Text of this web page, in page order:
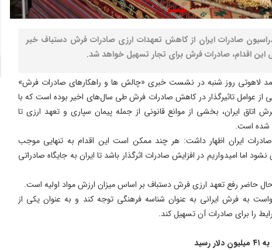
صادرات ایران از کاهش تعهدات ارزی صادرات فرش دستباف خبر
این اقدام، صادرات فرش برای تجار تسهیل خواهد شد.
لاهوتی روز شنبه در نشست خبری «چالش ها و راهکارهای صادرات فرش»
از عوامل تاثیرگذار در کاهش صادرات فرش طی سال‌های اخیر بوده است که با
اتاق ایران، بخشی از موانع قانونی از جمله پیمان سپاری و تعهد ارزی تا
است.
ایران اظهار داشت: هر چند ممکن است این اقدام به تنهایی موجب
اما امیدواریم در افزایش صادرات اثرگذار باشد تا ایران به جایگاه صادراتی
حاضر رفع تعهد ارزی فرش دستباف بر اساس میزان ارزش مواد اولیه است.
به فرش ایرانی به عنوان شناسه فرهنگی توجه کند و به عنوان یکی از
را برای صادرات آن تسهیل کند.